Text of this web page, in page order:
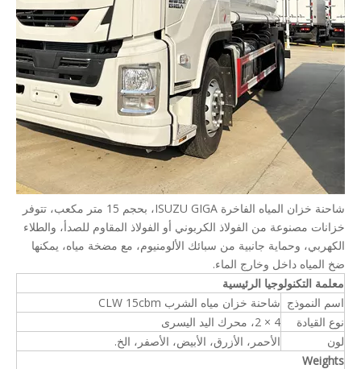
شاحنة خزان المياه الفاخرة ISUZU GIGA، بحجم 15 متر مكعب، تتوفر
خزانات مصنوعة من الفولاذ الكربوني أو الفولاذ المقاوم للصدأ، والطلاء
الكهربي، وحماية جانبية من سبائك الألومنيوم، مع مضخة مياه، يمكنها
ضخ المياه داخل وخارج الماء.
معلمة التكنولوجيا الرئيسية
اسم النموذج شاحنة خزان مياه الشرب CLW 15cbm
نوع القيادة
4 × 2، محرك اليد اليسرى
لون
الأحمر، الأزرق، الأبيض، الأصفر، الخ.
Weights